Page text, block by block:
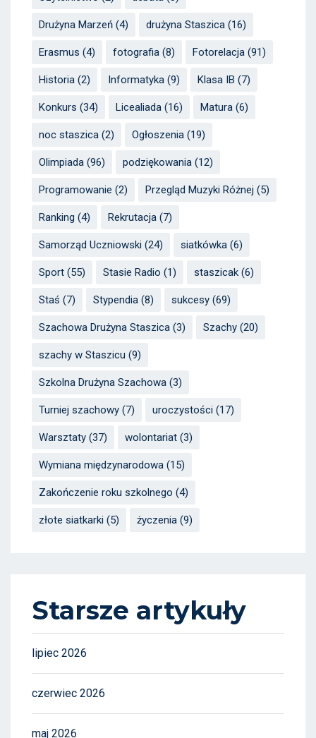
Drużyna Marzeń (4) drużyna Staszica (16)
Erasmus (4) fotografia (8) Fotorelacja (91)
Historia (2) Informatyka (9) Klasa IB (7)
Konkurs (34) Licealiada (16) Matura (6)
noc staszica (2) Ogłoszenia (19)
Olimpiada (96) podziękowania (12)
Programowanie (2) Przegląd Muzyki Różnej (5)
Ranking (4) Rekrutacja (7)
Samorząd Uczniowski (24) siatkówka (6)
Sport (55) Stasie Radio (1) staszicak (6)
Staś (7) Stypendia (8) sukcesy (69)
Szachowa Drużyna Staszica (3) Szachy (20)
szachy w Staszicu (9)
Szkolna Drużyna Szachowa (3)
Turniej szachowy (7) uroczystości (17)
Warsztaty (37) wolontariat (3)
Wymiana międzynarodowa (15)
Zakończenie roku szkolnego (4)
złote siatkarki (5) życzenia (9)
Starsze artykuły
lipiec 2026
czerwiec 2026
maj 2026